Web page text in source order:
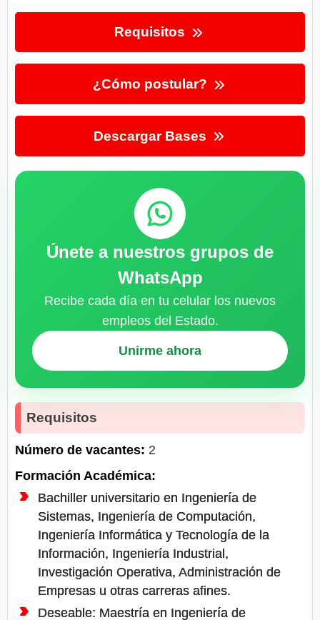
Requisitos
¿Cómo postular?
Descargar Bases
Únete a nuestros grupos de
WhatsApp
Recibe cada día en tu celular los nuevos
empleos del Estado.
Unirme ahora
Requisitos
Número de vacantes: 2
Formación Académica:
Bachiller universitario en Ingeniería de
Sistemas, Ingeniería de Computación,
Ingeniería Informática y Tecnología de la
Información, Ingeniería Industrial,
Investigación Operativa, Administración de
Empresas u otras carreras afines.
Deseable: Maestría en Ingeniería de